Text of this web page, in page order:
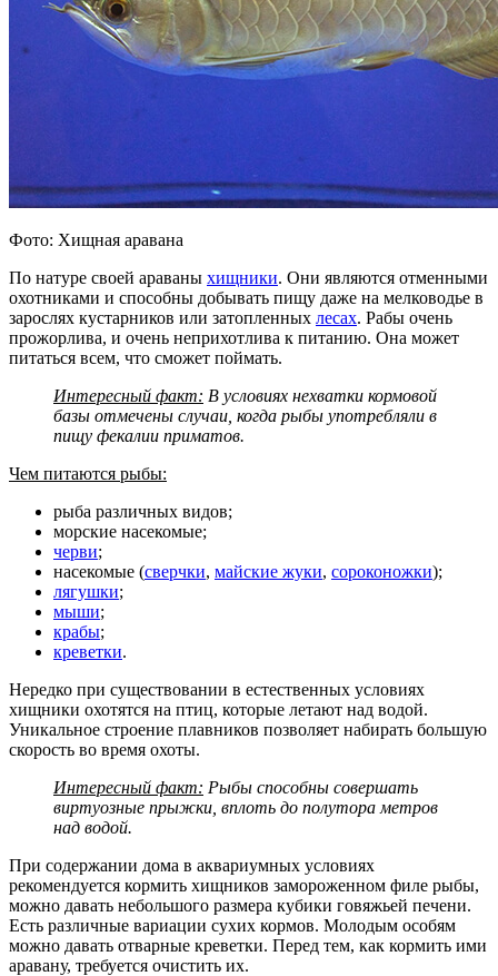
Фото: Хищная аравана
По натуре своей араваны хищники. Они являются отменными
охотниками и способны добывать пищу даже на мелководье в
зарослях кустарников или затопленных лесах. Рабы очень
прожорлива, и очень неприхотлива к питанию. Она может
питаться всем, что сможет поймать.
Интересный факт: В условиях нехватки кормовой
базы отмечены случаи, когда рыбы употребляли в
пищу фекалии приматов.
Чем питаются рыбы:
рыба различных видов;
морские насекомые;
черви;
насекомые (сверчки, майские жуки, сороконожки);
лягушки;
мыши;
крабы;
креветки.
Нередко при существовании в естественных условиях
хищники охотятся на птиц, которые летают над водой.
Уникальное строение плавников позволяет набирать большую
скорость во время охоты.
Интересный факт: Рыбы способны совершать
виртуозные прыжки, вплоть до полутора метров
над водой.
При содержании дома в аквариумных условиях
рекомендуется кормить хищников замороженном филе рыбы,
можно давать небольшого размера кубики говяжьей печени.
Есть различные вариации сухих кормов. Молодым особям
можно давать отварные креветки. Перед тем, как кормить ими
аравану, требуется очистить их.